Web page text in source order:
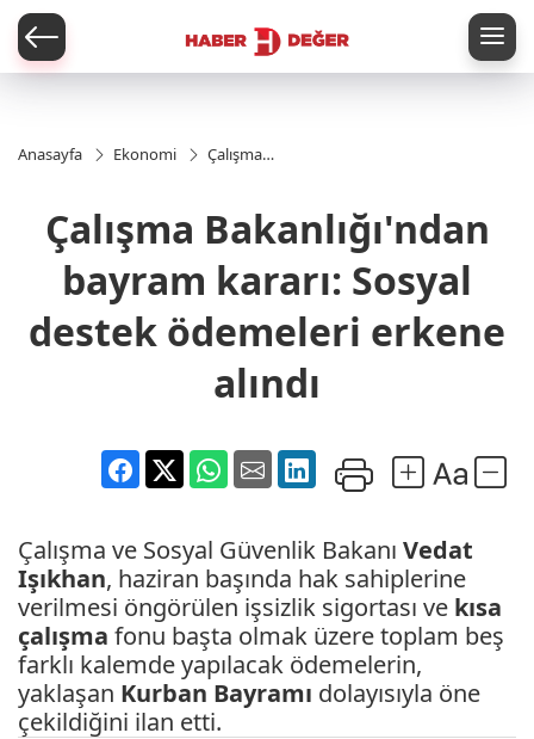
Anasayfa Ekonomi
Çalışma
Sosyal destek
ödemeleri
erkene alındı
Çalışma Bakanlığı'ndan
bayram kararı: Sosyal
destek ödemeleri erkene
alındı
Çalışma ve Sosyal Güvenlik Bakanı Vedat
Işıkhan, haziran başında hak sahiplerine
verilmesi öngörülen işsizlik sigortası ve kısa
çalışma fonu başta olmak üzere toplam beş
farklı kalemde yapılacak ödemelerin,
yaklaşan Kurban Bayramı dolayısıyla öne
çekildiğini ilan etti.